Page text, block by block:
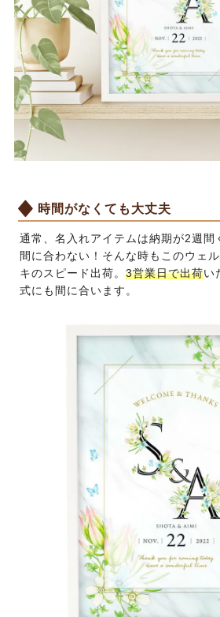
時間がなくても大丈夫
通常、名入れアイテムは納期が2週間
間に合わない！そんな時もこのウェ
キのスピード出荷。 3営業日で出荷い
式にも間に合います。